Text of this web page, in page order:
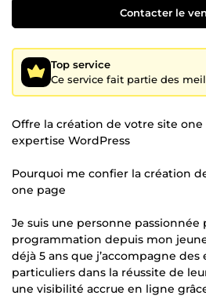
Contacter le
Top service
Ce service fait partie des
Offre la création de votre site
expertise WordPress
Pourquoi me confier la création
one page
Je suis une personne passionnée
programmation depuis mon
déjà 5 ans que j’accompagne
particuliers dans la réussite de
une visibilité accrue en ligne